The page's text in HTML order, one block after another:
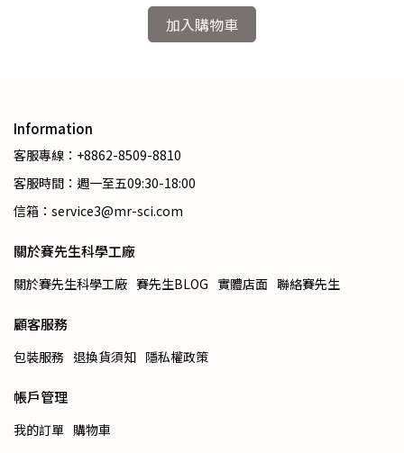
加入購物車
Information
客服專線：+8862-8509-8810
客服時間：週一至五09:30-18:00
信箱：service3@mr-sci.com
關於賽先生科學工廠
關於賽先生科學工廠 賽先生BLOG 實體店面 聯絡賽先生
顧客服務
包裝服務 退換貨須知 隱私權政策
帳戶管理
我的訂單 購物車